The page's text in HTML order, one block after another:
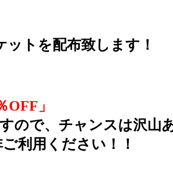
トを配布致します！
OFF」
ので、チャンスは沢山
利用ください！！